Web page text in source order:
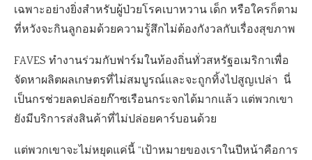
เฉพาะอย่างยิ่งสำหรับผู้ป่วยโรคเบาหวาน เด็ก หรือใครก็ตาม
ที่หวังจะกินลูกอมด้วยความรู้สึกไม่ต้องกังวลกับเรื่องสุขภาพ
FAVES ทำงานร่วมกับฟาร์มในท้องถิ่นทั่วสหรัฐอเมริกาเพื่อ
จัดหาผลิตผลเกษตรที่ไม่สมบูรณ์และจะถูกทิ้งไปสูญเปล่า นี่
เป็นกรช่วยลดปล่อยก๊าซเรือนกระจกได้มากแล้ว แต่พวกเขา
ยังมีบริการส่งสินค้าที่ไม่ปล่อยคาร์บอนด้วย
แต่พวกเขาจะไม่หยุดแค่นี้ “เป้าหมายของเราในปีหน้าคือการ